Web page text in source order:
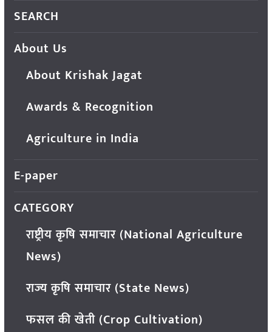
SEARCH
About Us
About Krishak Jagat
Awards & Recognition
Agriculture in India
E-paper
CATEGORY
राष्ट्रीय कृषि समाचार (National Agriculture
News)
राज्य कृषि समाचार (State News)
फसल की खेती (Crop Cultivation)